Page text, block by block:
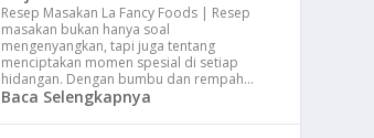
Resep Masakan La Fancy Foods | Resep
masakan bukan hanya soal
mengenyangkan, tapi juga tentang
menciptakan momen spesial di setiap
hidangan. Dengan bumbu dan rempah…
Baca Selengkapnya